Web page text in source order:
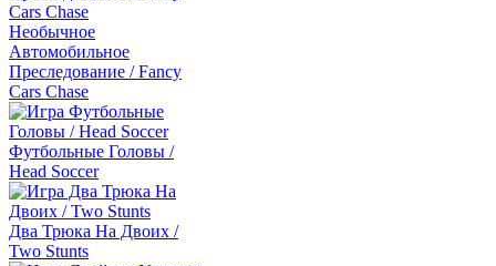
Необычное
Автомобильное
Преследование / Fancy
Cars Chase
Футбольные Головы /
Head Soccer
Два Трюка На Двоих /
Two Stunts